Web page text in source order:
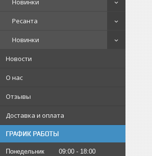
Новинки
Ресанта
Новинки
Новости
О нас
Отзывы
Доставка и оплата
ГРАФИК РАБОТЫ
Понедельник 09:00
18:00